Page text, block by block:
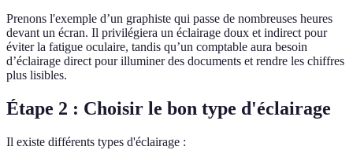
Prenons l'exemple d’un graphiste qui passe de nombreuses heures
devant un écran. Il privilégiera un éclairage doux et indirect pour
éviter la fatigue oculaire, tandis qu’un comptable aura besoin
d’éclairage direct pour illuminer des documents et rendre les chiffres
plus lisibles.
Étape 2 : Choisir le bon type d'éclairage
Il existe différents types d'éclairage :